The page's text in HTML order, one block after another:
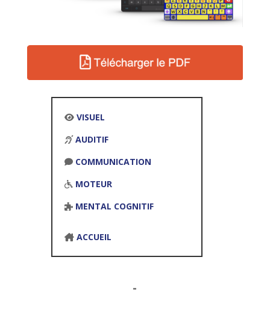
VISUEL
AUDITIF
COMMUNICATION
MOTEUR
MENTAL COGNITIF
ACCUEIL
-